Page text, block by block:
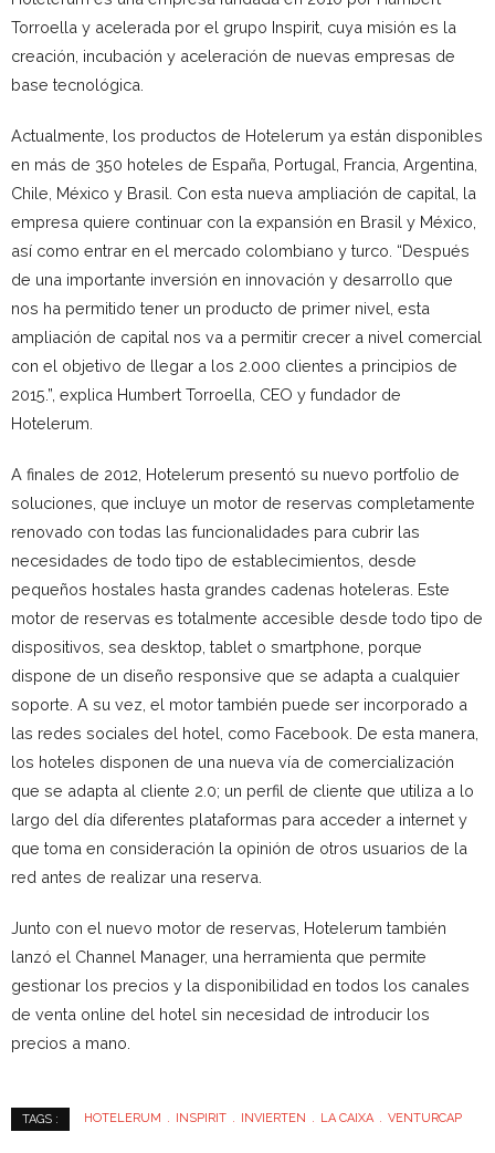
Torroella y acelerada por el grupo Inspirit, cuya misión es la
creación, incubación y aceleración de nuevas empresas de
base tecnológica.
Actualmente, los productos de Hotelerum ya están disponibles
en más de 350 hoteles de España, Portugal, Francia, Argentina,
Chile, México y Brasil. Con esta nueva ampliación de capital, la
empresa quiere continuar con la expansión en Brasil y México,
así como entrar en el mercado colombiano y turco. “Después
de una importante inversión en innovación y desarrollo que
nos ha permitido tener un producto de primer nivel, esta
ampliación de capital nos va a permitir crecer a nivel comercial
con el objetivo de llegar a los 2.000 clientes a principios de
2015.”, explica Humbert Torroella, CEO y fundador de
Hotelerum.
A finales de 2012, Hotelerum presentó su nuevo portfolio de
soluciones, que incluye un motor de reservas completamente
renovado con todas las funcionalidades para cubrir las
necesidades de todo tipo de establecimientos, desde
pequeños hostales hasta grandes cadenas hoteleras. Este
motor de reservas es totalmente accesible desde todo tipo de
dispositivos, sea desktop, tablet o smartphone, porque
dispone de un diseño responsive que se adapta a cualquier
soporte. A su vez, el motor también puede ser incorporado a
las redes sociales del hotel, como Facebook. De esta manera,
los hoteles disponen de una nueva vía de comercialización
que se adapta al cliente 2.0; un perfil de cliente que utiliza a lo
largo del día diferentes plataformas para acceder a internet y
que toma en consideración la opinión de otros usuarios de la
red antes de realizar una reserva.
Junto con el nuevo motor de reservas, Hotelerum también
lanzó el Channel Manager, una herramienta que permite
gestionar los precios y la disponibilidad en todos los canales
de venta online del hotel sin necesidad de introducir los
precios a mano.
TAGS : HOTELERUM INSPIRIT INVIERTEN LA CAIXA VENTURCAP